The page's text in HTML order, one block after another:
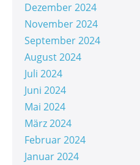
Dezember 2024
November 2024
September 2024
August 2024
Juli 2024
Juni 2024
Mai 2024
März 2024
Februar 2024
Januar 2024